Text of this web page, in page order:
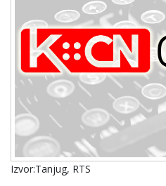
Izvor:Tanjug, RTS